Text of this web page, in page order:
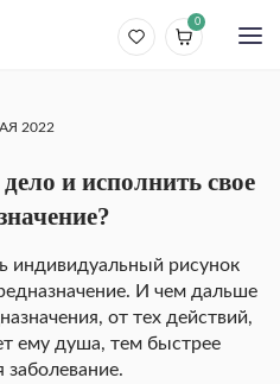
0
2022
и исполнить свое
индивидуальный рисунок
И чем дальше
от тех действий,
ему душа, тем быстрее
заболевание.